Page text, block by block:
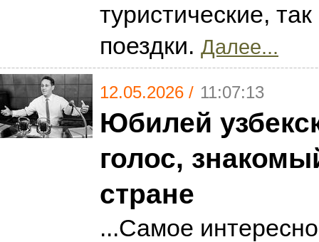
туристические,
поездки. Далее...
12.05.2026 / 11:07:13
Юбилей
голос,
стране
...Самое